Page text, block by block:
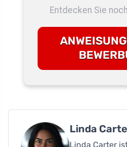
Entdecken Sie
Linda
Linda Carter